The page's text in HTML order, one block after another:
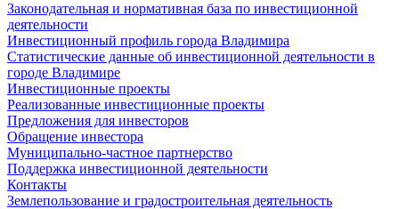
Законодательная и нормативная база по инвестиционной
деятельности
Инвестиционный профиль города Владимира
Статистические данные об инвестиционной деятельности в
городе Владимире
Инвестиционные проекты
Реализованные инвестиционные проекты
Предложения для инвесторов
Обращение инвестора
Муниципально-частное партнерство
Поддержка инвестиционной деятельности
Контакты
Землепользование и градостроительная деятельность